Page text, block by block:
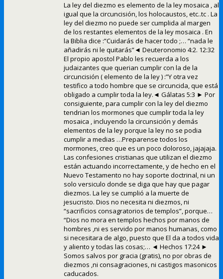
La ley del diezmo es elemento de la ley mosaica , al
igual que la circuncisión, los holocaustos, etc..tc . La
ley del diezmo no puede ser cumplida al margen
de los restantes elementos de la ley mosaica . En
la Biblia dice :”Cuidarás de hacer todo ;… “nada le
añadirás ni le quitarás”◄ Deuteronomio 4:2. 12:32
El propio apostol Pablo les recuerda a los
judaizantes que querian cumplir con la de la
circuncisión ( elemento de la ley ) :”Y otra vez
testifico a todo hombre que se circuncida, que está
obligado a cumplir toda la ley.◄ Gálatas 5:3 ► Por
consiguiente, para cumplir con la ley del diezmo
tendrian los mormones que cumplir toda la ley
mosaica , incluyendo la circunsición y demás
elementos de la ley porque la ley no se podia
cumplir a medias …Preparense todos los
mormones, creo que es un poco doloroso, jajajaja.
Las confesiones cristianas que utilizan el diezmo
están actuando incorrectamente, y de hecho en el
Nuevo Testamento no hay soporte doctrinal, ni un
solo versiculo donde se diga que hay que pagar
diezmos. La ley se cumplió a la muerte de
jesucristo. Dios no necesita ni diezmos, ni
“sacrificios consagratorios de templos”, porque…
“Dios no mora en templos hechos por manos de
hombres ,ni es servido por manos humanas, como
si necesitara de algo, puesto que El da a todos vida
y aliento y todas las cosas;… ◄ Hechos 17:24 ►
Somos salvos por gracia (gratis), no por obras de
diezmos ,ni consagraciones, ni castigos masonicos
caducados.